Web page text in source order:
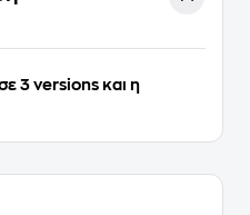
3 versions και η